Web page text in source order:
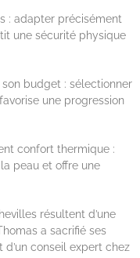
: adapter précisément
une sécurité physique
budget : sélectionner
une progression
confort thermique :
peau et offre une
résultent d’une
a sacrifié ses
d’un conseil expert chez